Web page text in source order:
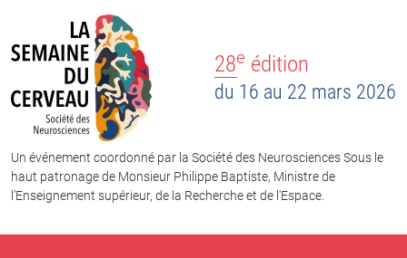
28e édition
du 16 au 22 mars 2026
Un événement coordonné par la Société des Neurosciences Sous le
haut patronage de Monsieur Philippe Baptiste, Ministre de
l’Enseignement supérieur, de la Recherche et de l'Espace.